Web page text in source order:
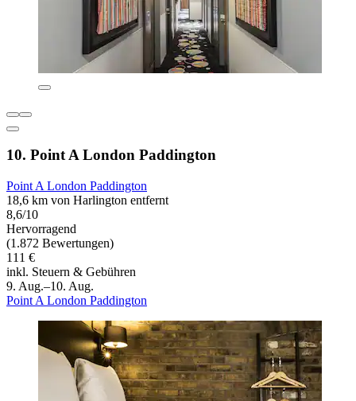
10. Point A London Paddington
Point A London Paddington
18,6 km von Harlington entfernt
8,6/10
Hervorragend
(1.872 Bewertungen)
111 €
inkl. Steuern & Gebühren
9. Aug.–10. Aug.
Point A London Paddington